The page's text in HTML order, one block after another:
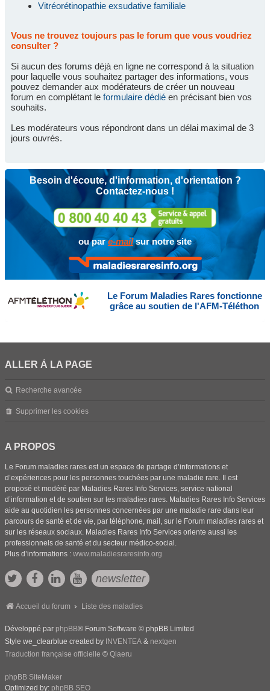
Vitréorétinopathie exsudative familiale
Vous ne trouvez toujours pas le forum que vous voudriez
consulter ?
Si aucun des forums déjà en ligne ne correspond à la situation
pour laquelle vous souhaitez partager des informations, vous
pouvez demander aux modérateurs de créer un nouveau
forum en complétant le formulaire dédié en précisant bien vos
souhaits.
Les modérateurs vous répondront dans un délai maximal de 3
jours ouvrés.
Besoin d'écoute, d'information, d'orientation ?
Contactez-nous !
ou pare-mailsur notre site
Le Forum Maladies Rares fonctionne
grâce au soutien de l'AFM-Téléthon
ALLER À LA PAGE
Recherche avancée
Supprimer les cookies
A PROPOS
Le Forum maladies rares est un espace de partage d’informations et
d’expériences pour les personnes touchées par une maladie rare. Il est
proposé et modéré par Maladies Rares Info Services, service national
d’information et de soutien sur les maladies rares. Maladies Rares Info Services
aide au quotidien les personnes concernées par une maladie rare dans leur
parcours de santé et de vie, par téléphone, mail, sur le Forum maladies rares et
sur les réseaux sociaux. Maladies Rares Info Services oriente aussi les
professionnels de santé et du secteur médico-social.
Plus d’informations : www.maladiesraresinfo.org
newsletter
Accueil du forum Liste des maladies
Développé par phpBB® Forum Software © phpBB Limited
Style we_clearblue created by INVENTEA & nextgen
Traduction française officielle © Qiaeru
phpBB SiteMaker
Optimized by: phpBB SEO